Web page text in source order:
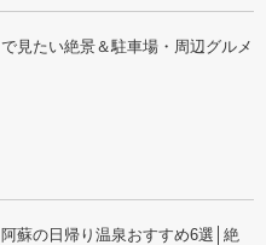
見たい絶景＆駐車場・周辺グルメ
蘇の日帰り温泉おすすめ6選│絶